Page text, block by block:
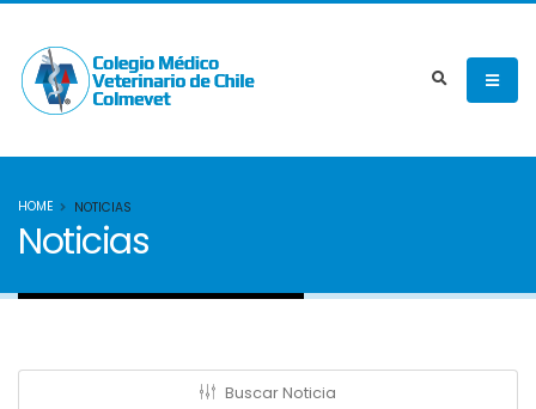
HOME NOTICIAS
Noticias
Buscar Noticia